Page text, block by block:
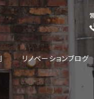
リノベーションブログ